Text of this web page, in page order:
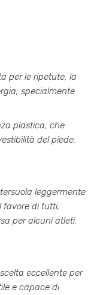
per le ripetute, la
specialmente
plastica, che
del piede.
leggermente
favore di tutti,
per alcuni atleti.
eccellente per
e capace di